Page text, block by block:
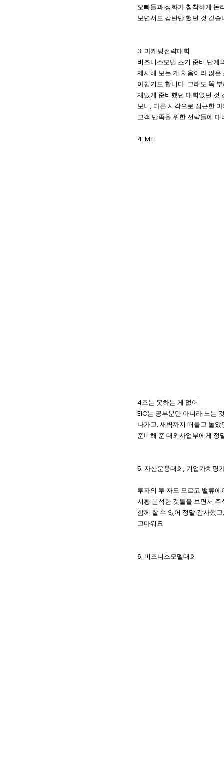
오빠들과 정화가 침착하게 논
보면서도 감탄만 했던 것 같
3. 마케팅전략대회
비즈니스모델 초기 준비 단계
제시해 보는 게 처음이라 많
아쉽기도 합니다. 그래도 똑
재밌게 준비했던 대회였던 것
보니, 다른 시각으로 접근한
고객 만족을 위한 전략들에
4. MT
4조는 못하는 게 없어
EIC는 공부뿐만 아니라 노는
나가고, 새벽까지 떠들고 놀
준비해 준 대외사업부에게 정
5. 자산운용대회, 기업가치평
투자의 투 자도 모르고 밸류
시황 분석한 것들을 보면서
함께 할 수 있어 정말 감사했
고마워요
6. 비즈니스모델대회